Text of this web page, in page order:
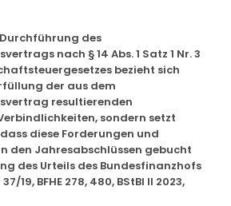
des
nach § 14 Abs. 1 Satz 1 Nr. 3
bezieht sich
der aus dem
resultierenden
sondern setzt
diese Forderungen und
den Jahresabschlüssen gebucht
des Urteils des Bundesfinanzhofs
19, BFHE 278, 480, BStBl II 2023,